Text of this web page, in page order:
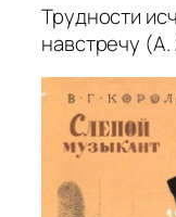
Трудности
навстречу (А.